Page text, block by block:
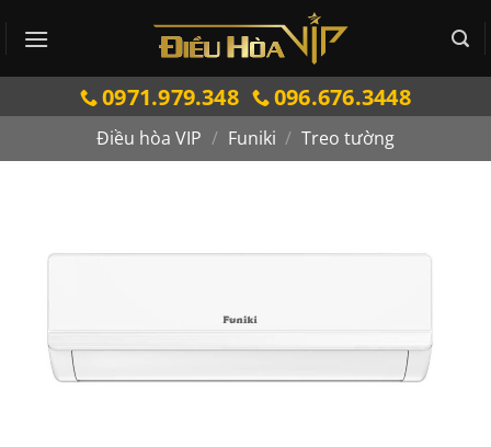
qua
0971.979.348 096.676.3448
Điều hòa VIP / Funiki / Treo tường